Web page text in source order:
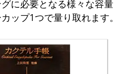
に必要となる様々な容量
ップ1つで量り取れます。